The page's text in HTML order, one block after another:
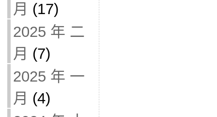
月 (17)
2025 年 二
月 (7)
2025 年 一
月 (4)